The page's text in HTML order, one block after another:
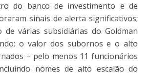
do banco de investimento e de
sinais de alerta significativos;
de várias subsidiárias do Goldman
o valor dos subornos e o alto
– pelo menos 11 funcionários
nomes de alto escalão do